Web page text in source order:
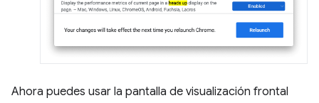
Ahora puedes usar la pantalla de visualización frontal